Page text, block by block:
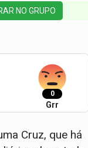
NO GRUPO
0
Grr
Cruz, que há